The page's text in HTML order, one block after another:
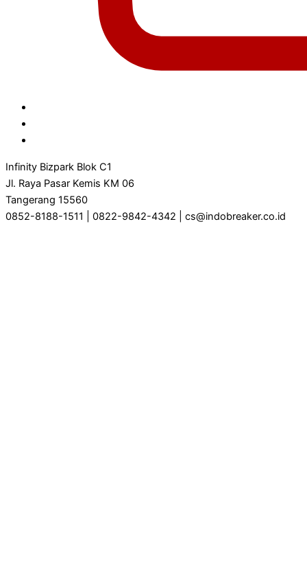
Infinity Bizpark Blok C1
Jl. Raya Pasar Kemis KM 06
Tangerang 15560
0852-8188-1511 | 0822-9842-4342 | cs@indobreaker.co.id